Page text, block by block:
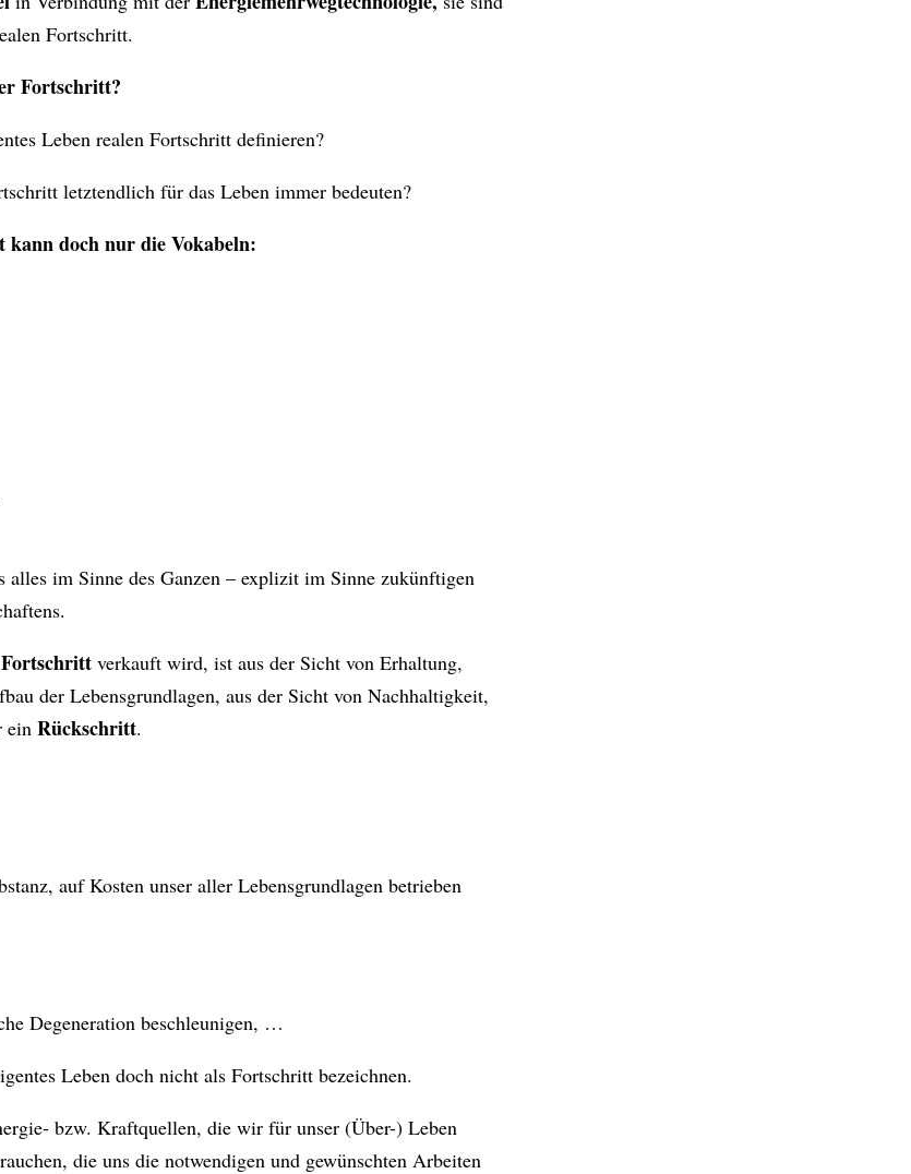
Fortschritt.
Fortschritt?
Leben realen Fortschritt definieren?
letztendlich für das Leben immer bedeuten?
kann doch nur die Vokabeln:
im Sinne des Ganzen – explizit im Sinne zukünftigen
Fortschritt verkauft wird, ist aus der Sicht von Erhaltung,
der Lebensgrundlagen, aus der Sicht von Nachhaltigkeit,
einRückschritt.
auf Kosten unser aller Lebensgrundlagen betrieben
Degeneration beschleunigen, …
Leben doch nicht als Fortschritt bezeichnen.
bzw. Kraftquellen, die wir für unser (Über-) Leben
die uns die notwendigen und gewünschten Arbeiten